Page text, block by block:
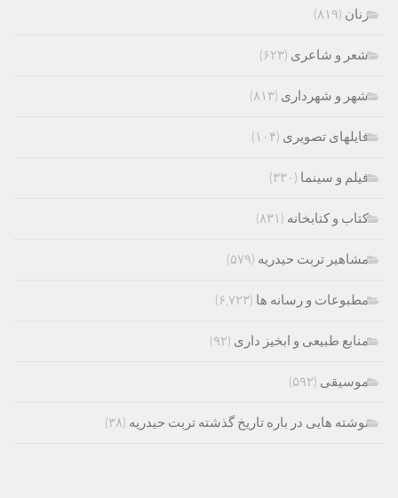
زنان (۸۱۹)
شعر و شاعری (۶۲۳)
شهر و شهرداری (۸۱۳)
فایلهای تصویری (۱۰۴)
فیلم و سینما (۳۳۰)
کتاب و کتابخانه (۸۳۱)
مشاهیر تربت حیدریه (۵۷۹)
مطبوعات و رسانه ها (۶,۷۲۳)
منابع طبیعی و ابخیز داری (۹۲)
موسیقی (۵۹۲)
نوشته هایی در باره تاریخ گذشته تربت حیدریه (۳۸)